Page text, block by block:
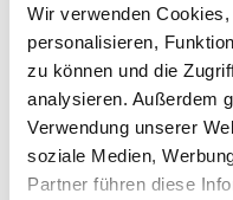
Wir verwenden
personalisieren,
zu können und die
analysieren. Außerdem
Verwendung unserer
soziale Medien,
Partner führen diese
körperliche
gute
erwünscht
Führerschein